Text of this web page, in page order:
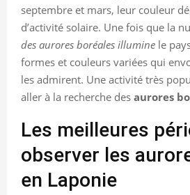
septembre et mars, leur couleur
d’activité solaire. Une fois que la
des aurores boréales illumine le
formes et couleurs variées qui
les admirent. Une activité très
aller à la recherche des aurores
Les meilleures
observer les
en Laponie